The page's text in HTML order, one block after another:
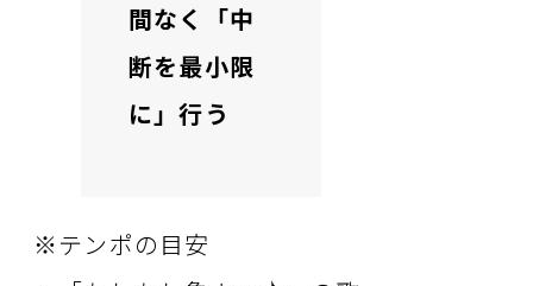
間なく「中
断を最小限
に」行う
※テンポの目安